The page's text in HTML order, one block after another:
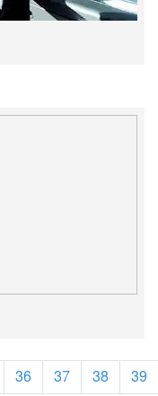
36 37 38 39